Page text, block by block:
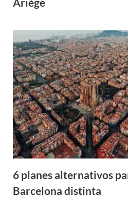
6 planes alternativos
Barcelona distinta